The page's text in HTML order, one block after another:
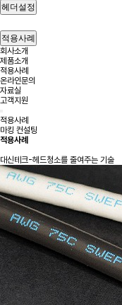
헤더설정
적용사례
회사소개
제품소개
적용사례
온라인문의
자료실
고객지원
적용사례
마킹 컨설팅
적용사례
대신테크-헤드청소를 줄여주는 기술